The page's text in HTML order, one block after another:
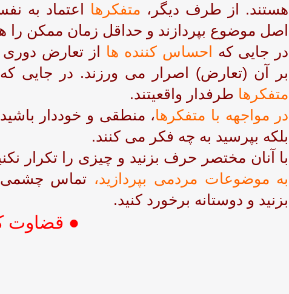
هستند. از طرف دیگر، متفکرها اعتماد به
اصل موضوع بپردازند و حداقل زمان ممکن را
در جایی که احساس کننده ها از تعارض دوری
بر آن (تعارض) اصرار می ورزند. در جایی که
متفکرها طرفدار واقعیتند.
در مواجهه با متفکرها، منطقی و خوددار
بلکه بپرسید به چه فکر می کنند.
با آنان مختصر حرف بزنید و چیزی را تکرار
به موضوعات مردمی بپردازید، تماس چشمی
بزنید و دوستانه برخورد کنید.
● قضاوت